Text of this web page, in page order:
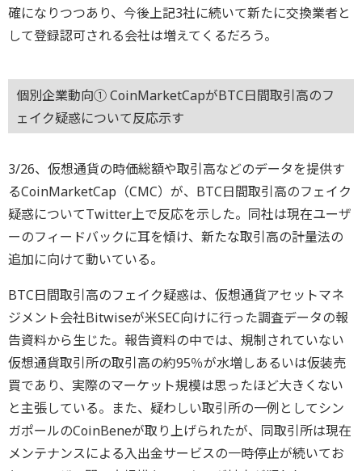
確になりつつあり、今後上記3社に続いて新たに交換業者と
して登録認可される会社は増えてくるだろう。
個別企業動向① CoinMarketCapがBTC日間取引高のフ
ェイク疑惑について反応示す
3/26、仮想通貨の時価総額や取引高などのデータを提供す
るCoinMarketCap（CMC）が、BTC日間取引高のフェイク
疑惑についてTwitter上で反応を示した。同社は現在ユーザ
ーのフィードバックに耳を傾け、新たな取引高の計量法の
追加に向けて動いている。
BTC日間取引高のフェイク疑惑は、仮想通貨アセットマネ
ジメント会社Bitwiseが米SEC向けに行った調査データの報
告資料から生じた。報告資料の中では、規制されていない
仮想通貨取引所の取引高の約95％が水増しあるいは仮装売
買であり、実際のマーケット規模は思ったほど大きくない
と主張している。また、疑わしい取引所の一例としてシン
ガポールのCoinBeneが取り上げられたが、同取引所は現在
メンテナンスによる入出金サービスの一時停止が続いてお